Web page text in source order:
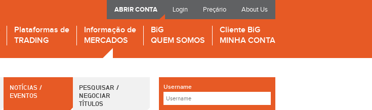
Login Preçário About Us
ABRIR CONTA
Plataformas de
TRADING
Informação de
MERCADOS
BiG
QUEM SOMOS
Cliente BiG
MINHA CONTA
NOTÍCIAS /
EVENTOS
PESQUISAR /
NEGOCIAR
TÍTULOS
Username